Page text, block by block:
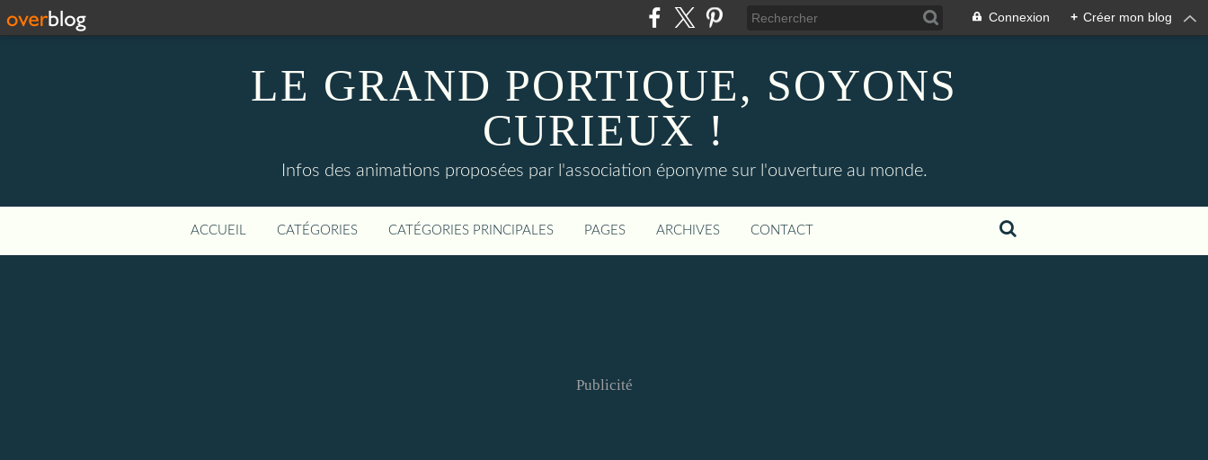
Connexion + Créer mon blog
LE GRAND PORTIQUE, SOYONS
CURIEUX !
Infos des animations proposées par l'association éponyme sur l'ouverture au monde.
ACCUEIL CATÉGORIES CATÉGORIES PRINCIPALES PAGES ARCHIVES CONTACT
Publicité